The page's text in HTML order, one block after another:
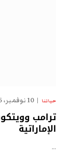
حياتنا 10 نوفمبر، 2025
ترامب
الإماراتية
…